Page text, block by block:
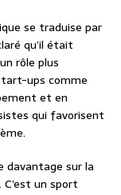
se traduise par
qu’il était
rôle plus
ups comme
et en
qui favorisent
davantage sur la
un sport